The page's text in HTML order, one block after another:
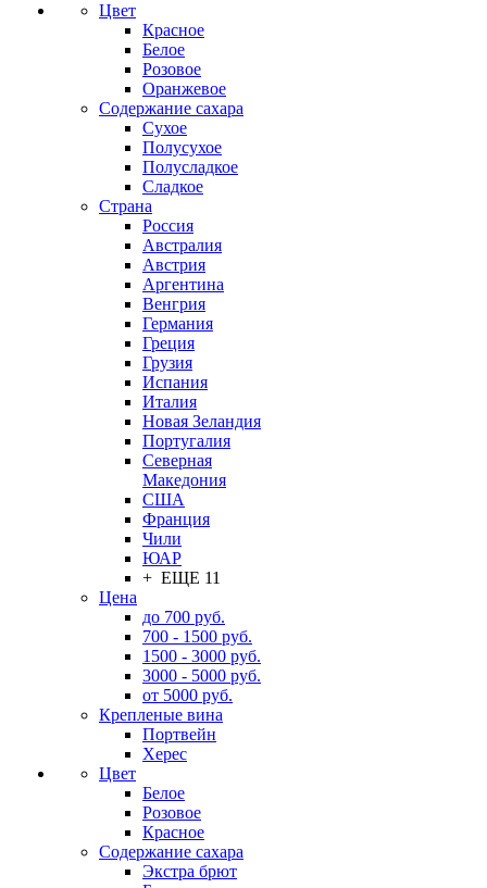
Цвет
Красное
Белое
Розовое
Оранжевое
Содержание сахара
Сухое
Полусухое
Полусладкое
Сладкое
Страна
Россия
Австралия
Австрия
Аргентина
Венгрия
Германия
Греция
Грузия
Испания
Италия
Новая Зеландия
Португалия
Северная
Македония
США
Франция
Чили
ЮАР
+ ЕЩЕ 11
Цена
до 700 руб.
700 - 1500 руб.
1500 - 3000 руб.
3000 - 5000 руб.
от 5000 руб.
Крепленые вина
Портвейн
Херес
Цвет
Белое
Розовое
Красное
Содержание сахара
Экстра брют